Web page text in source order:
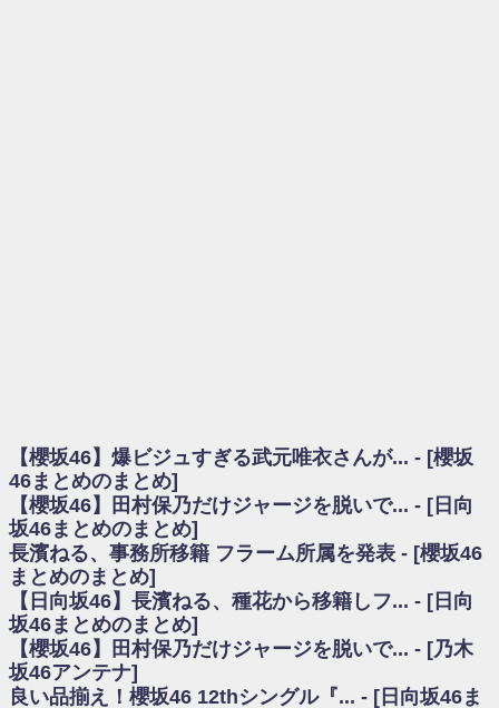
日向坂46まとめのまとめ / 【日向坂46】富田鈴花1st写真集、発売記念記者
会見の模様がこちら！
乃木坂欅坂まとめのまとめ / 【日向坂46】河田陽菜卒業の影響、ガチでデ
カそう...
欅坂あんてな ～欅坂46のニュース・情報・話題をピックアップ / れなッ
ピーズ集結！櫻坂46守屋麗奈×遠藤理子、8/6「ラヴィット！」水曜スタジオ出
演決定
欅坂/日向坂46まとめのまとめ / 【櫻坂46】田村保乃だけジャージを脱いで
いた理由
日向坂46まとめのまとめ / 【日向坂46】若林さん「笑えないぐらい師匠だ
から」佐々木久美と卒業後初の共演の様子がこちら！【激レアさん】
日向坂46まとめのまとめ / 【元日向坂46】情報解禁前で言えない！？丹生
ちゃん、メンバーと会った模様
【櫻坂46】爆ビジュすぎる武元唯衣さんが... - [櫻坂
46まとめのまとめ]
【櫻坂46】田村保乃だけジャージを脱いで... - [日向
坂46まとめのまとめ]
長濱ねる、事務所移籍 フラーム所属を発表 - [櫻坂46
まとめのまとめ]
【日向坂46】長濱ねる、種花から移籍しフ... - [日向
坂46まとめのまとめ]
【櫻坂46】田村保乃だけジャージを脱いで... - [乃木
坂46アンテナ]
良い品揃え！櫻坂46 12thシングル『... - [日向坂46ま